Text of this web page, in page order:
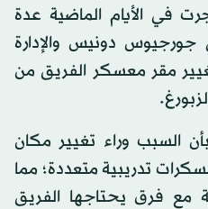
في الأيام الماضية عدة
جورجيوس دونيس والإدارة
مقر معسكر الفريق من
السبب وراء تغيير مكان
تدريبية متعددة؛ مما
مع فرق يحتاجها الفريق